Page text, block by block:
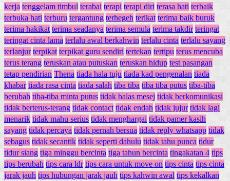
kerja tenggelam timbul terabai terapi terapi diri terasa hati terbaik
terbuka hati terburu tergantung terhegeh terikat terima baik buruk
terima hakikat terima seadanya terima semula terima takdir teringat
teringat cinta lama terlalu awal berkahwin terlalu cinta terlalu sayang
terlanjur terpikat terpikat guru sendiri tertekan tertipu terus mencuba
terus terang teruskan atau putuskan teruskan hidup test pasangan
tetap pendirian Thena tiada hala tuju tiada kad pengenalan tiada
khabar tiada rasa cinta tiada salah tiba tiba tiba tiba putus tiba-tiba
berubah tiba-tiba minta putus tidak balas mesej tidak berkomunikasi
tidak berterus-terang tidak contact tidak endah tidak jujur tidak lagi
menarik tidak mahu serius tidak menghargai tidak pamer kasih
sayang tidak percaya tidak pernah bersua tidak reply whatsapp tidak
sebagus tidak secantik tidak seperti dahulu tidak tahu punca tidur
tidur siang tiga minggu bercinta tiga tahun bercinta tingakatan 4 tips
tips berubah tips cara ldr tips cara untuk move on tips cinta tips cinta
jarak jauh tips hubungan jarak jauh tips kahwin awal tips kekalkan